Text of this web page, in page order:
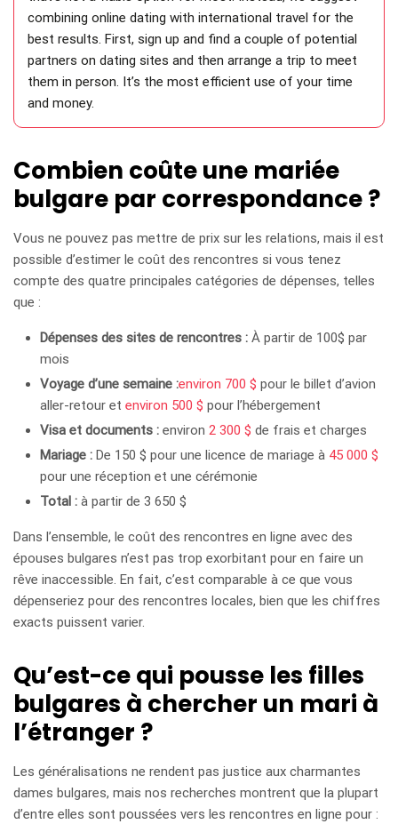
combining online dating with international travel for the
best results. First, sign up and find a couple of potential
partners on dating sites and then arrange a trip to meet
them in person. It’s the most efficient use of your time
and money.
Combien coûte une mariée
bulgare par correspondance ?
Vous ne pouvez pas mettre de prix sur les relations, mais il est
possible d’estimer le coût des rencontres si vous tenez
compte des quatre principales catégories de dépenses, telles
que :
Dépenses des sites de rencontres : À partir de 100$ par
mois
Voyage d’une semaine :environ 700 $ pour le billet d’avion
aller-retour et environ 500 $ pour l’hébergement
Visa et documents : environ 2 300 $ de frais et charges
Mariage : De 150 $ pour une licence de mariage à 45 000 $
pour une réception et une cérémonie
Total : à partir de 3 650 $
Dans l’ensemble, le coût des rencontres en ligne avec des
épouses bulgares n’est pas trop exorbitant pour en faire un
rêve inaccessible. En fait, c’est comparable à ce que vous
dépenseriez pour des rencontres locales, bien que les chiffres
exacts puissent varier.
Qu’est-ce qui pousse les filles
bulgares à chercher un mari à
l’étranger ?
Les généralisations ne rendent pas justice aux charmantes
dames bulgares, mais nos recherches montrent que la plupart
d’entre elles sont poussées vers les rencontres en ligne pour :